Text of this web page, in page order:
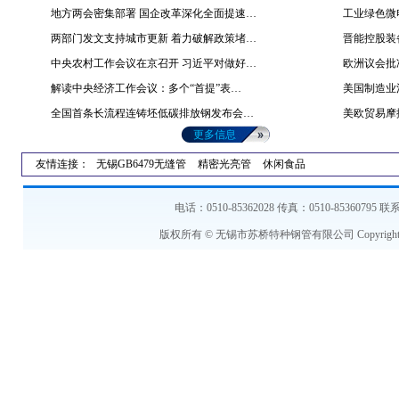
光亮管 光亮管 光亮管
地方两会密集部署 国企改革深化全面提速…
两部门发文支持城市更新 着力破解政策堵…
中央农村工作会议在京召开 习近平对做好…
解读中央经济工作会议：多个“首提”表…
全国首条长流程连铸坯低碳排放钢发布会…
更多信息
工业绿色
晋能控股
欧洲议会
美国制造
美欧贸易
友情连接： 无锡GB6479无缝管 精密光亮管 休闲食品
电话：0510-85362028 传真：0510-85360795
版权所有 © 无锡市苏桥特种钢管有限公司